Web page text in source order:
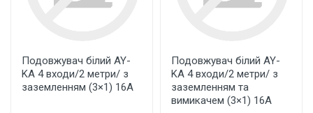
Подовжувач білий AY-
KA 4 входи/2 метри/ з
заземленням (3×1) 16А
Подовжувач білий AY-
KA 4 входи/2 метри/ з
заземленням та
вимикачем (3×1) 16А